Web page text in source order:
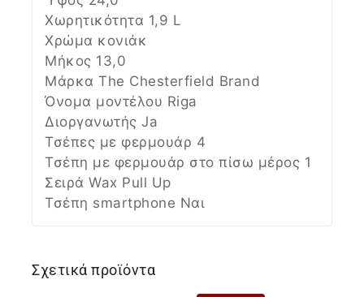
Χωρητικότητα 1,9 L
Χρώμα κονιάκ
Μήκος 13,0
Μάρκα The Chesterfield Brand
Όνομα μοντέλου Riga
Διοργανωτής Ja
Τσέπες με φερμουάρ 4
Τσέπη με φερμουάρ στο πίσω μέρος 1
Σειρά Wax Pull Up
Τσέπη smartphone Ναι
Σχετικά προϊόντα